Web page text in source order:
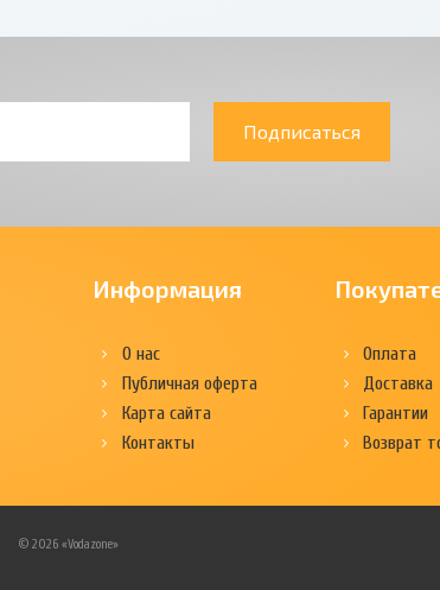
Подписаться
Информация
О нас
Публичная оферта
Карта сайта
Контакты
Оплата
Доставка
Гарантии
Возврат
© 2026 «Vodazone»